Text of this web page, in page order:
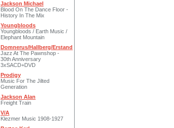
Jackson Michael
Blood On The Dance Floor -
History In The Mix
Youngbloods
Youngbloods / Earth Music /
Elephant Mountain
Domnerus/Hallberg/Erstand
Jazz At The Pawnshop -
30th Anniversary
3xSACD+DVD
Prodigy
Music For The Jilted
Generation
Jackson Alan
Freight Train
V/A
Klezmer Music 1908-1927